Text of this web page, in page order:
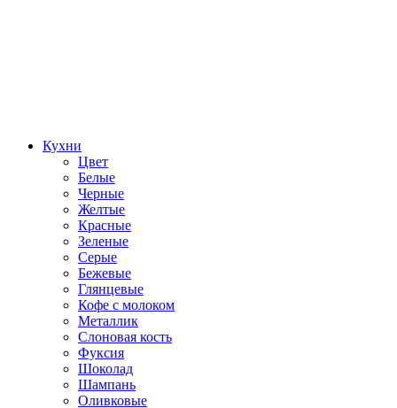
Кухни
Цвет
Белые
Черные
Желтые
Красные
Зеленые
Серые
Бежевые
Глянцевые
Кофе с молоком
Металлик
Слоновая кость
Фуксия
Шоколад
Шампань
Оливковые